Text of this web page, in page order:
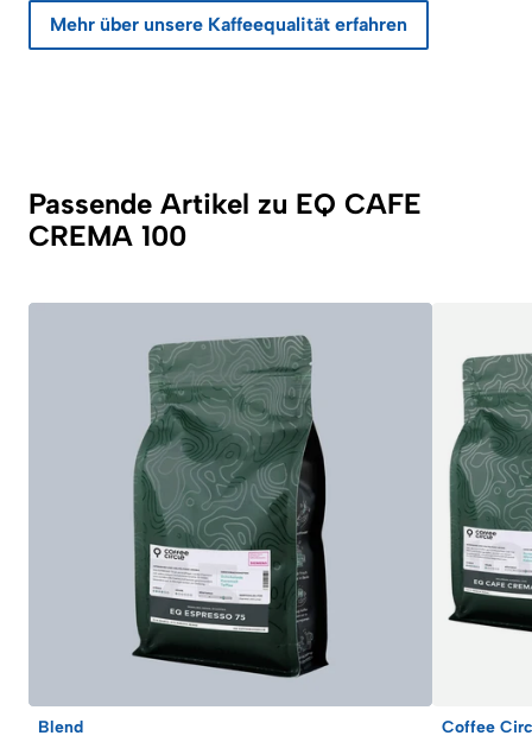
Mehr über unsere Kaffeequalität erfahren
Passende Artikel zu EQ CAFE
CREMA 100
Blend Coffee